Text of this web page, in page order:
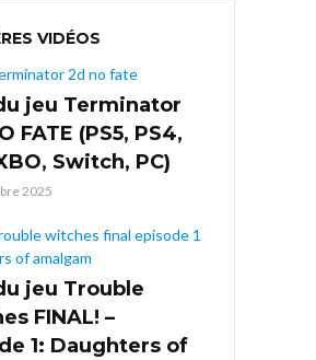
VIDÉOS
jeu Terminator
FATE (PS5, PS4,
Switch, PC)
2025
jeu Trouble
FINAL! –
1: Daughters of